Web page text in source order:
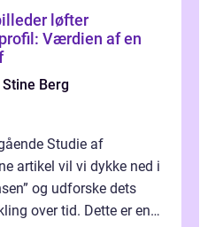
løfter
Værdien af en
Stine Berg
Studie af
artikel vil vi dykke ned i
og udforske dets
over tid. Dette er en